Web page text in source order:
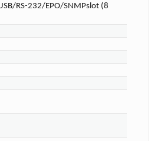
RS-232/EPO/SNMPslot (8